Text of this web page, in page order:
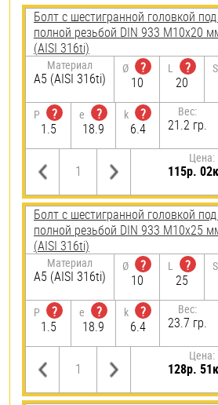
Болт с шестигранной головкой
полной резьбой DIN 933 М10х20
(AISI 316ti)
Материал
А5 (AISI 316ti)
Ø
?
10
L
?
20
S
P
?
1.5
e
?
18.9
k
?
6.4
Вес:
21.2 гр.
Цена:
115р.
Болт с шестигранной головкой
полной резьбой DIN 933 М10х25
(AISI 316ti)
Материал
А5 (AISI 316ti)
Ø
?
10
L
?
25
S
P
?
1.5
e
?
18.9
k
?
6.4
Вес:
23.7 гр.
Цена:
128р.